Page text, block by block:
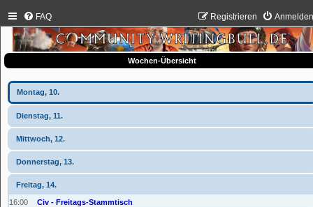
FAQ Registrieren
Wochen-Übersicht
Montag, 10.
Dienstag, 11.
Mittwoch, 12.
Donnerstag, 13.
Freitag, 14.
16:00 Civ - Freitags-Stammtisch